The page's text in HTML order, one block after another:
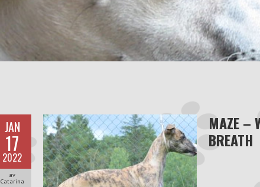
JAN
17
2022
av
Catarina
MAZE –
BREATH